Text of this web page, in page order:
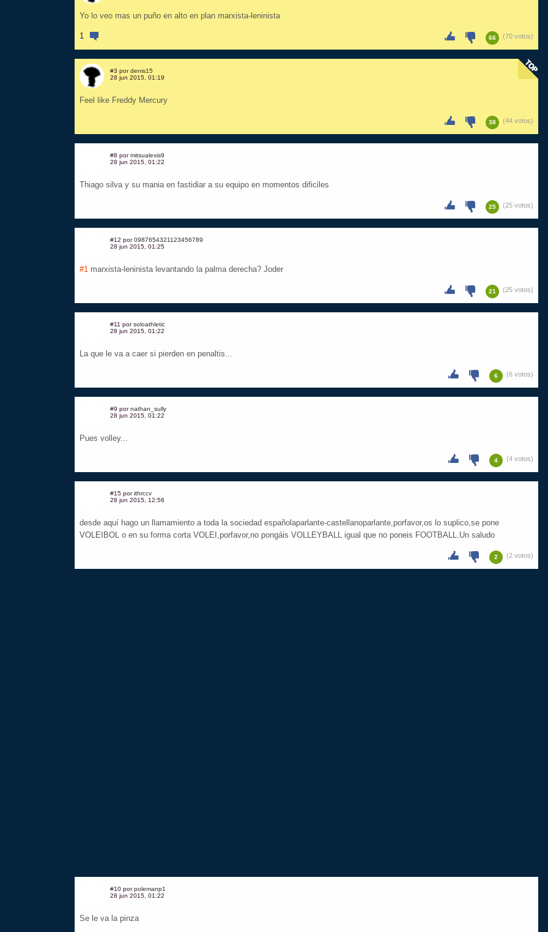
Yo lo veo mas un puño en alto en plan marxista-leninista
1 66 (70 votos)
#3 pordenis15
28 jun 2015, 01:19
Feel like Freddy Mercury
38 (44 votos)
#8 pormitsualexis9
28 jun 2015, 01:22
Thiago silva y su mania en fastidiar a su equipo en momentos dificiles
25 (25 votos)
#12 por0987654321123456789
28 jun 2015, 01:25
#1 marxista-leninista levantando la palma derecha? Joder
21 (25 votos)
#11 porsoloathletic
28 jun 2015, 01:22
La que le va a caer si pierden en penaltis...
6 (6 votos)
#9 pornathan_sully
28 jun 2015, 01:22
Pues volley...
4 (4 votos)
#15 porithrccv
28 jun 2015, 12:56
desde aquí hago un llamamiento a toda la sociedad españolaparlante-castellanoparlante,porfavor,os lo suplico,se pone
VOLEIBOL o en su forma corta VOLEI,porfavor,no pongáis VOLLEYBALL igual que no poneis FOOTBALL.Un saludo
2 (2 votos)
#10 porpolemanp1
28 jun 2015, 01:22
Se le va la pinza